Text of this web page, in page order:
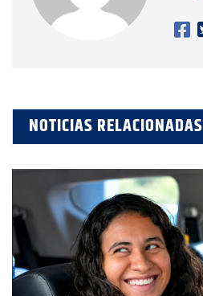
NOTICIAS RELACIONADAS